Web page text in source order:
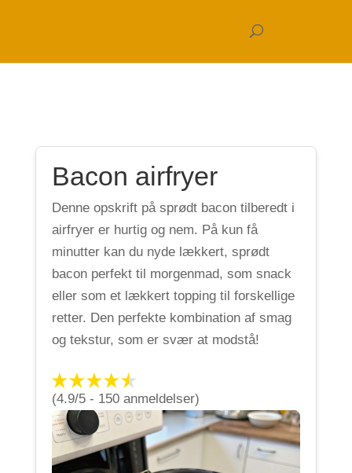
Bacon airfryer
Denne opskrift på sprødt bacon tilberedt i
airfryer er hurtig og nem. På kun få
minutter kan du nyde lækkert, sprødt
bacon perfekt til morgenmad, som snack
eller som et lækkert topping til forskellige
retter. Den perfekte kombination af smag
og tekstur, som er svær at modstå!
(4.9/5 - 150 anmeldelser)